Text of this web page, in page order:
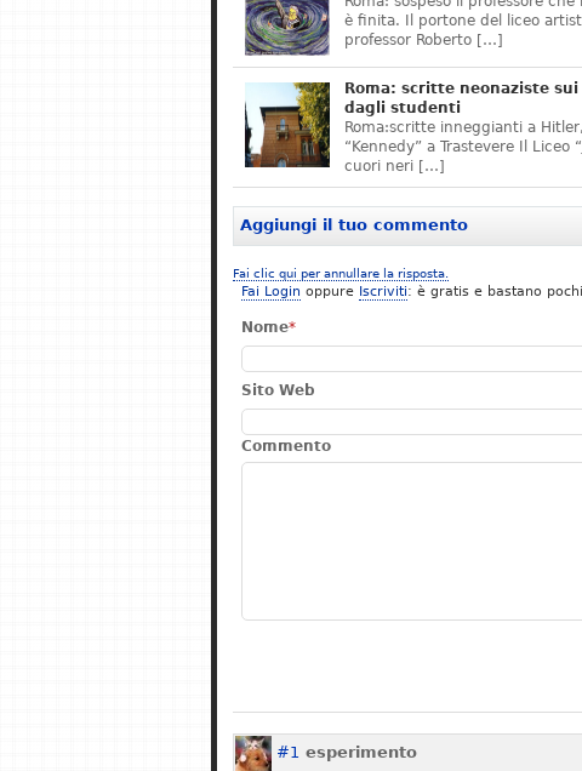
è finita. Il portone del liceo
professor Roberto […]
Roma: scritte neonaziste
dagli studenti
Roma:scritte inneggianti a
“Kennedy” a Trastevere Il Liceo
cuori neri […]
Aggiungi il tuo commento
Fai clic qui per annullare la risposta.
Fai Login oppure Iscriviti: è gratis e bastano
Nome*
Sito Web
Commento
#1 esperimento